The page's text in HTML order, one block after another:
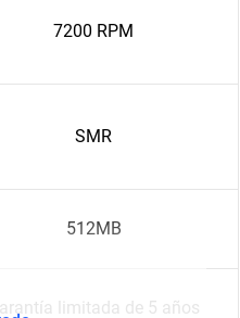
7200 RPM
SMR
512MB
limitada de 5 años